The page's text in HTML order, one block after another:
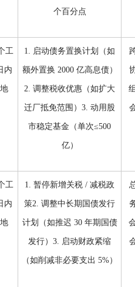
个百分点
工
内
1. 启动债务置换计划（如
额外置换 2000 亿高息债）
2. 调整税收优惠（如扩大
迁厂抵免范围）3. 动用股
市稳定基金（单次≤500
亿）
工
内
1. 暂停新增关税 / 减税政
策2. 调整中长期国债发行
计划（如推迟 30 年期国债
发行）3. 启动财政紧缩
（如削减非必要支出 5%）